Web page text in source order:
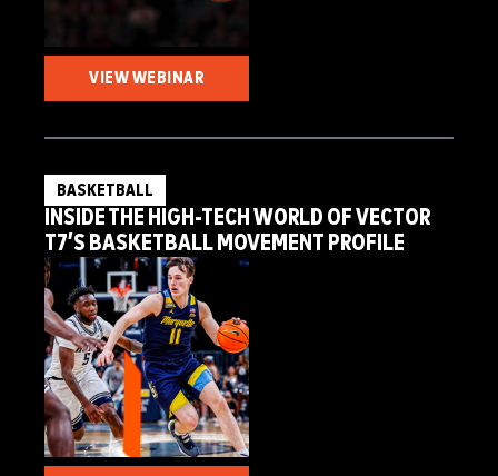
VIEW WEBINAR
BASKETBALL
INSIDE THE HIGH-TECH WORLD OF VECTOR
T7’S BASKETBALL MOVEMENT PROFILE